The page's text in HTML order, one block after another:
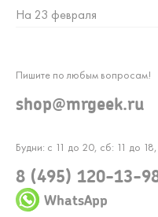
На 23 февраля
Будни: с 11 до 20, сб: 11 до
8 (495) 120-13-
WhatsApp
Пишите по любым вопросам!
shop@mrgeek.ru